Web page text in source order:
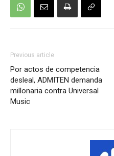
Previous article
Por actos de competencia
desleal, ADMITEN demanda
millonaria contra Universal
Music